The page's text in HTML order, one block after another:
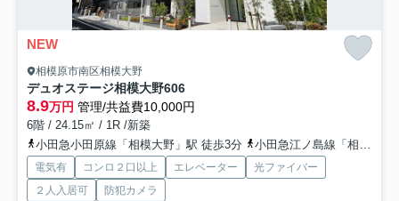
NEW
相模原市南区相模大野
デュオステージ相模大野606
8.9万円 管理/共益費10,000円
6階 / 24.15㎡ / 1R /新築
小田急小田原線「相模大野」駅 徒歩3分
小田急江ノ島線「相模大野」駅 徒歩3分
電気有 コンロ２口以上 エレベーター
光ファイバー
２人入居可
防犯カメラ